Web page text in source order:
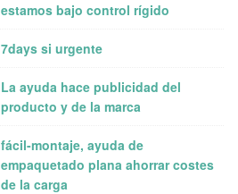
estamos bajo control rígido
7days si urgente
La ayuda hace publicidad del
producto y de la marca
fácil-montaje, ayuda de
empaquetado plana ahorrar costes
de la carga